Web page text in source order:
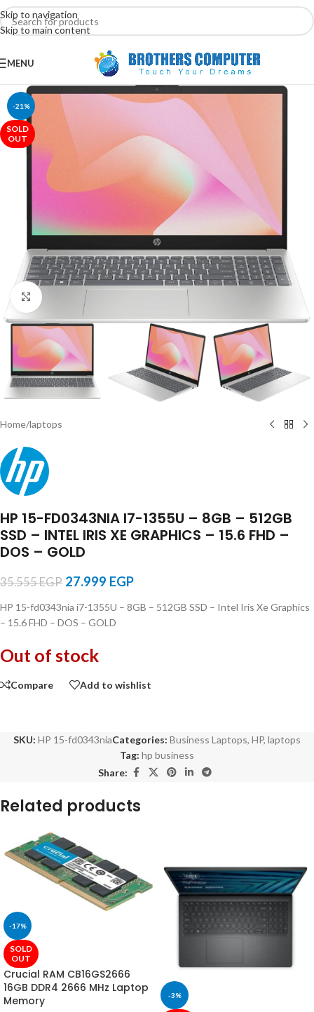
Skip to navigation
Skip to main content
MENU
-21%
SOLD
OUT
Click to enlarge
Home/laptops
HP 15-FD0343NIA I7-1355U – 8GB – 512GB
SSD – INTEL IRIS XE GRAPHICS – 15.6 FHD –
DOS – GOLD
35.555EGP 27.999 EGP
HP 15-fd0343nia i7-1355U – 8GB – 512GB SSD – Intel Iris Xe Graphics
– 15.6 FHD – DOS – GOLD
Out of stock
Compare Add to wishlist
SKU: HP 15-fd0343niaCategories: Business Laptops, HP, laptops
Tag: hp business
Share:
Related products
-17%
SOLD
OUT
Crucial RAM CB16GS2666
16GB DDR4 2666 MHz Laptop
Memory
-3%